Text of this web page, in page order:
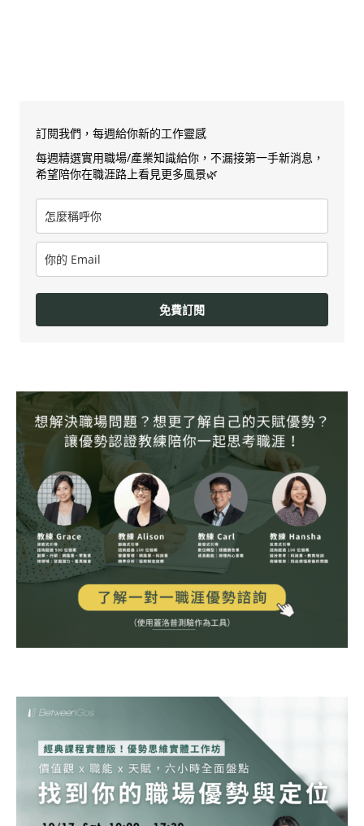
訂閱我們，每週給你新的工作靈感
每週精選實用職場/產業知識給你，不漏接第一手新消息，
希望陪你在職涯路上看見更多風景🌿
免費訂閱